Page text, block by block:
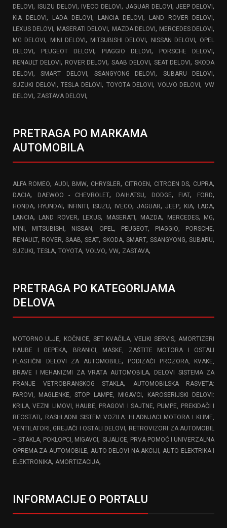
DELOVI, ISUZU DELOVI, IVECO DELOVI, JAGUAR DELOVI,JEEP DELOVI,
KIA DELOVI, LADA DELOVI, LANCIA DELOVI, LAND ROVER DELOVI,
LEXUS DELOVI, MASERATI DELOVI, MAZDA DELOVI, MERCEDES DELOVI,
MG DELOVI, MINI DELOVI, MITSUBISHI DELOVI, NISSAN DELOVI, OPEL
DELOVI, PEUGEOT DELOVI, PIAGGIO DELOVI, PORSCHE DELOVI,
RENAULT DELOVI, ROVER DELOVI, SAAB DELOVI, SEAT DELOVI, SKODA
DELOVI,SMART DELOVI,SSANGYONG DELOVI, SUBARU DELOVI,
SUZUKI DELOVI,TESLA DELOVI, TOYOTA DELOVI, VOLVO DELOVI, VW
DELOVI, ZASTAVA DELOVI,
PRETRAGA PO MARKAMA
AUTOMOBILA
ALFA ROMEO, AUDI, BMW, CHRYSLER, CITROEN, CITROEN DS, CUPRA,
DACIA, DAEWOO - CHEVROLET, DAIHATSU, DODGE, FIAT, FORD,
HONDA, HYUNDAI, INFINITI, ISUZU, IVECO, JAGUAR, JEEP, KIA, LADA,
LANCIA, LAND ROVER, LEXUS, MASERATI, MAZDA, MERCEDES, MG,
MINI, MITSUBISHI, NISSAN, OPEL , PEUGEOT, PIAGGIO, PORSCHE,
RENAULT, ROVER,SAAB,SEAT, SKODA, SMART, SSANGYONG,SUBARU,
SUZUKI, TESLA, TOYOTA, VOLVO, VW, ZASTAVA,
PRETRAGA PO KATEGORIJAMA
DELOVA
MOTORNO ULJE, KOČNICE, SET KVAČILA,VELIKI SERVIS,AMORTIZERI
HAUBE I GEPEKA,
BRANICI, MASKE, ZAŠTITE MOTORA I OSTALI
PLASTIČNI DELOVI ZA AUTOMOBILE,
PODIZAČI PROZORA, KVAKE,
BRAVE I MEHANIZMI ZA VRATA AUTOMOBILA,
DELOVI SISTEMA ZA
PRANJE VETROBRANSKOG STAKLA,
AUTOMOBILSKA RASVETA:
FAROVI, MAGLENKE, STOP LAMPE, MIGAVCI,
KAROSERIJSKI DELOVI:
KRILA, VEZNI LIMOVI, HAUBE, PRAGOVI I SAJTNE, PUMPE, PREKIDAČI I
REOSTATI, RASHLADNI SISTEM VOZILA: HLADNJACI MOTORA I KLIME,
VENTILATORI, GREJAČI I OSTALI DELOVI, RETROVIZORI ZA AUTOMOBIL
– STAKLA, POKLOPCI, MIGAVCI, SIJALICE, PRVA POMOĆ I UNIVERZALNA
OPREMA ZA AUTOMOBILE,AUTO DELOVI NA AKCIJI,AUTO ELEKTRIKA I
ELEKTRONIKA, AMORTIZACIJA,
INFORMACIJE O PORTALU